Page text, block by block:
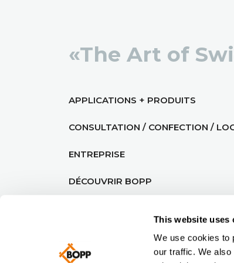
This website uses
We use cookies to
our traffic. We
«The Art of
APPLICATIONS + PRODUITS
CONSULTATION / CONFECTION /
ENTREPRISE
DÉCOUVRIR BOPP
© BOPP 2026 CGVL |